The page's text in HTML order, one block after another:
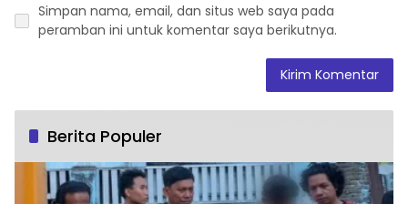
Simpan nama, email, dan situs web saya pada
peramban ini untuk komentar saya berikutnya.
Berita Populer